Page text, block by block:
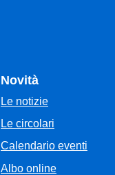
Novità
Le notizie
Le circolari
Calendario eventi
Albo online